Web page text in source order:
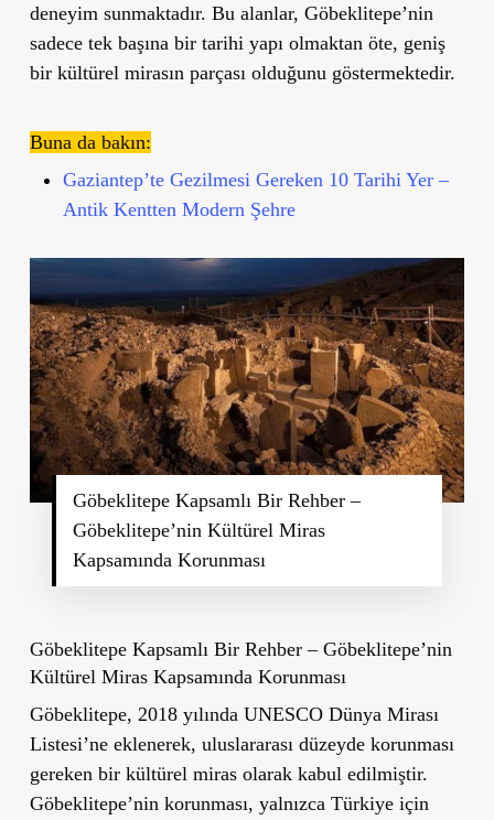
deneyim sunmaktadır. Bu alanlar, Göbeklitepe’nin
sadece tek başına bir tarihi yapı olmaktan öte, geniş
bir kültürel mirasın parçası olduğunu göstermektedir.
Buna da bakın:
Gaziantep’te Gezilmesi Gereken 10 Tarihi Yer –
Antik Kentten Modern Şehre
Göbeklitepe Kapsamlı Bir Rehber –
Göbeklitepe’nin Kültürel Miras
Kapsamında Korunması
Göbeklitepe Kapsamlı Bir Rehber – Göbeklitepe’nin
Kültürel Miras Kapsamında Korunması
Göbeklitepe, 2018 yılında UNESCO Dünya Mirası
Listesi’ne eklenerek, uluslararası düzeyde korunması
gereken bir kültürel miras olarak kabul edilmiştir.
Göbeklitepe’nin korunması, yalnızca Türkiye için